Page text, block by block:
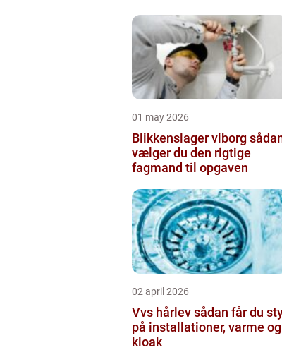
01 may 2026
Blikkenslager viborg sådan
vælger du den rigtige
fagmand til opgaven
02 april 2026
Vvs hårlev sådan får du styr
på installationer, varme og
kloak